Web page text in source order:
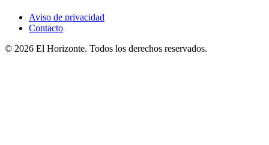
Aviso de privacidad
Contacto
© 2026 El Horizonte. Todos los derechos reservados.